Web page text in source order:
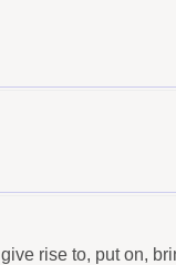
rise to, put on,